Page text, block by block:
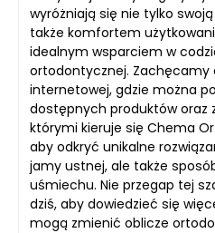
wyróżniają się nie tylko
także komfortem
idealnym wsparciem w
ortodontycznej. Zachęcamy
internetowej, gdzie można
dostępnych produktów oraz
którymi kieruje się Chema
aby odkryć unikalne
jamy ustnej, ale także
uśmiechu. Nie przegap tej
dziś, aby dowiedzieć się
mogą zmienić oblicze